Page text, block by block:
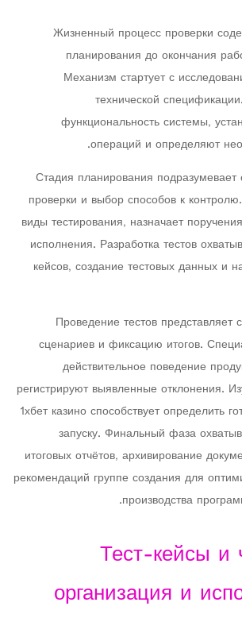
Жизненный процесс проверки
планирования до окончания
Механизм стартует с
технической
функциональность системы,
операций и определяют
Стадия планирования подразумевает
проверки и выбор способов к
виды тестирования, назначает
исполнения. Разработка тестов
кейсов, создание тестовых данных и
Проведение тестов представляет
сценариев и фиксацию итогов.
действительное поведение
регистрируют выявленные отклонения.
1хбет казино способствует определить
запуску. Финальный фаза
итоговых отчётов, архивирование
рекомендаций группе создания для
производства
Тест-кейсы и
организация и